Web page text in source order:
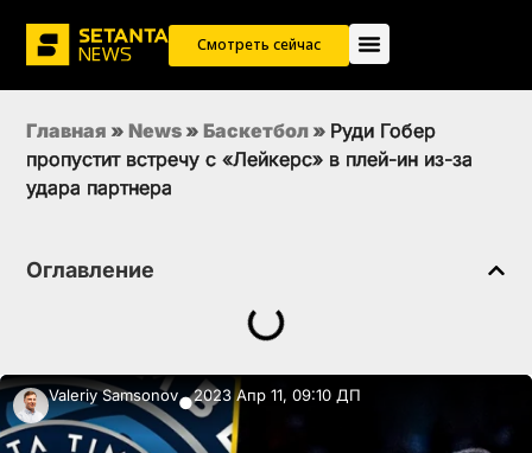
Смотреть сейчас
Главная » News » Баскетбол » Руди Гобер
пропустит встречу с «Лейкерс» в плей-ин из-за
удара партнера
Оглавление
Valeriy Samsonov●2023 Апр 11, 09:10 ДП